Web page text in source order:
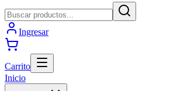
Ingresar
Carrito
Inicio